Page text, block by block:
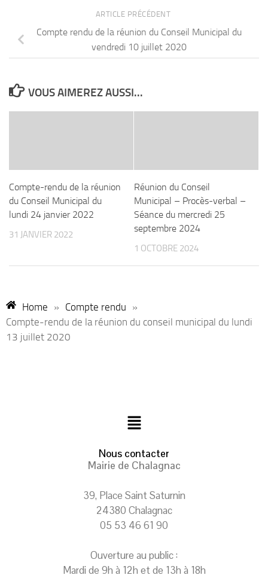
ARTICLE PRÉCÉDENT
Compte rendu de la réunion du Conseil Municipal du
vendredi 10 juillet 2020
VOUS AIMEREZ AUSSI...
Compte-rendu de la réunion
du Conseil Municipal du
lundi 24 janvier 2022
31 JANVIER 2022
Réunion du Conseil
Municipal – Procès-verbal –
Séance du mercredi 25
septembre 2024
1 OCTOBRE 2024
Home » Compte rendu »
Compte-rendu de la réunion du conseil municipal du lundi
13 juillet 2020
Nous contacter
Mairie de Chalagnac
39, Place Saint Saturnin
24380 Chalagnac
05 53 46 61 90
Ouverture au public :
Mardi de 9h à 12h et de 13h à 18h